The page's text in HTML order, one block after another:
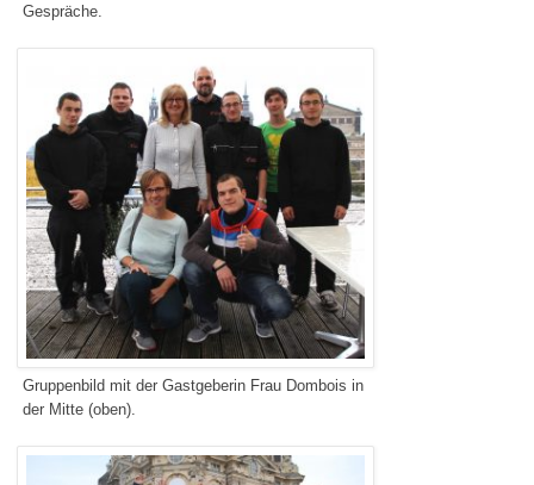
Gespräche.
Gruppenbild mit der Gastgeberin Frau Dombois in
der Mitte (oben).